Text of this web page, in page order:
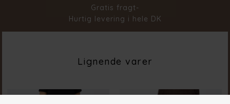
Gratis fragt-
Hurtig levering i hele DK
Lignende varer